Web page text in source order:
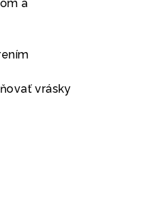
a
vrásky